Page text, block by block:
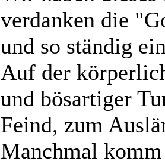
verdanken die
und so ständig
Auf der
und bösartiger
Feind, zum
Manchmal